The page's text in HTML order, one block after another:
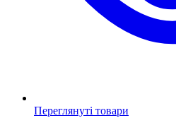
Переглянуті товари